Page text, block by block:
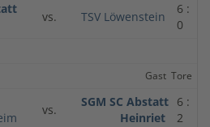
vs. TSV Löwenstein
6 :
0
Gast Tore
vs.
SGM SC Abstatt
Heinriet
6 :
2